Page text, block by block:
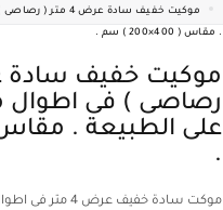
موكيت خفيف سادة
. مقاس ( 400×200 ) سم .
موكيت خفيف سادة عرض 4 متر (
رصاصى ) فى اطوال
.
موكت سادة خفيف عرض 4 متر فى اطوال متعددة . التصوير على الطبيعة